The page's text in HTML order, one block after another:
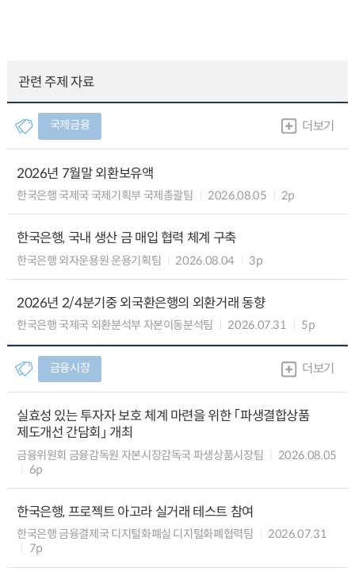
관련 주제 자료
국제금융 더보기
2026년 7월말 외환보유액
한국은행 국제국 국제기획부 국제총괄팀 2026.08.05 2p
한국은행, 국내 생산 금 매입 협력 체계 구축
한국은행 외자운용원 운용기획팀 2026.08.04 3p
2026년 2/4분기중 외국환은행의 외환거래 동향
한국은행 국제국 외환분석부 자본이동분석팀 2026.07.31 5p
금융시장 더보기
실효성 있는 투자자 보호 체계 마련을 위한 「파생결합상품
제도개선 간담회」 개최
금융위원회 금융감독원 자본시장감독국 파생상품시장팀
2026.08.05
6p
한국은행, 프로젝트 아고라 실거래 테스트 참여
한국은행 금융결제국 디지털화폐실 디지털화폐협력팀
2026.07.31
7p